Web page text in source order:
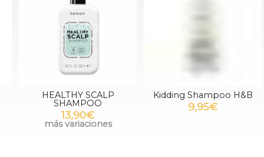
HEALTHY SCALP
SHAMPOO
13,90€
más variaciones
Kidding Shampoo H&B
9,95€